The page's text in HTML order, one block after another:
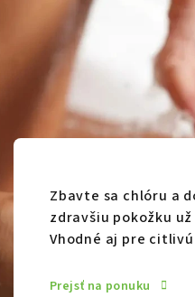
Zbavte sa chlóru a
zdravšiu pokožku
Vhodné aj pre
Prejsť na ponuku